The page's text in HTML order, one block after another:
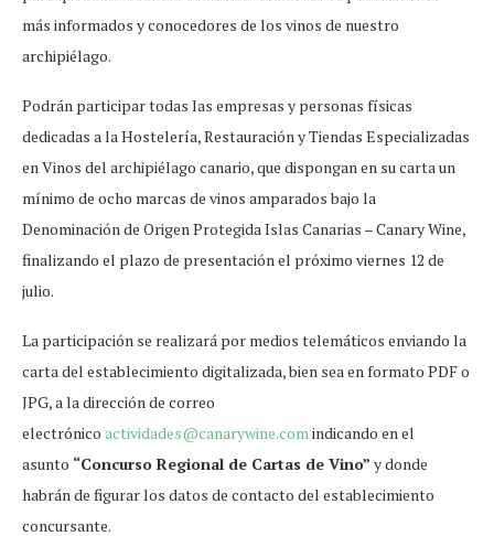
más informados y conocedores de los vinos de nuestro
archipiélago.
Podrán participar todas las empresas y personas físicas
dedicadas a la Hostelería, Restauración y Tiendas Especializadas
en Vinos del archipiélago canario, que dispongan en su carta un
mínimo de ocho marcas de vinos amparados bajo la
Denominación de Origen Protegida Islas Canarias – Canary Wine,
finalizando el plazo de presentación el próximo viernes 12 de
julio.
La participación se realizará por medios telemáticos enviando la
carta del establecimiento digitalizada, bien sea en formato PDF o
JPG, a la dirección de correo
electrónico actividades@canarywine.com indicando en el
asunto “Concurso Regional de Cartas de Vino” y donde
habrán de figurar los datos de contacto del establecimiento
concursante.